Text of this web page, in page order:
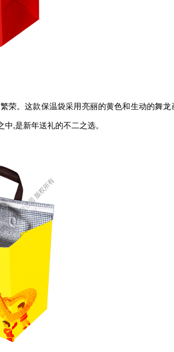
荣。这款保温袋采用亮丽的黄色和生动的舞龙
中,是新年送礼的不二之选。